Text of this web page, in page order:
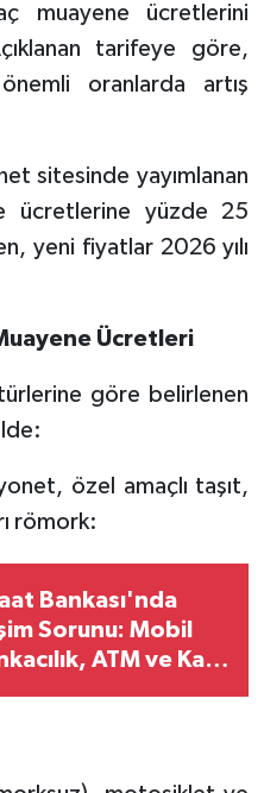
muayene ücretlerini
tarifeye göre,
oranlarda artış
sitesinde yayımlanan
ücretlerine yüzde 25
yeni fiyatlar 2026 yılı
Ücretleri
göre belirlenen
özel amaçlı taşıt,
römork:
Bankası'nda
Sorunu: Mobil
ATM ve Kart